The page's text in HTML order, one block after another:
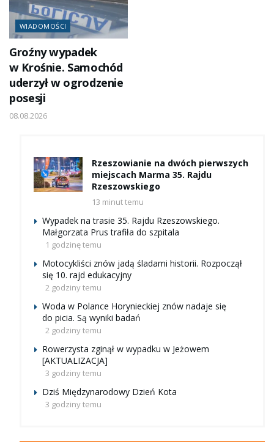
WIADOMOŚCI
Groźny wypadek
w Krośnie. Samochód
uderzył w ogrodzenie
posesji
08.08.2026
Rzeszowianie na dwóch pierwszych
miejscach Marma 35. Rajdu
Rzeszowskiego
13 minut temu
Wypadek na trasie 35. Rajdu Rzeszowskiego.
Małgorzata Prus trafiła do szpitala
1 godzinę temu
Motocykliści znów jadą śladami historii. Rozpoczął
się 10. rajd edukacyjny
2 godziny temu
Woda w Polance Horynieckiej znów nadaje się
do picia. Są wyniki badań
2 godziny temu
Rowerzysta zginął w wypadku w Jeżowem
[AKTUALIZACJA]
3 godziny temu
Dziś Międzynarodowy Dzień Kota
3 godziny temu